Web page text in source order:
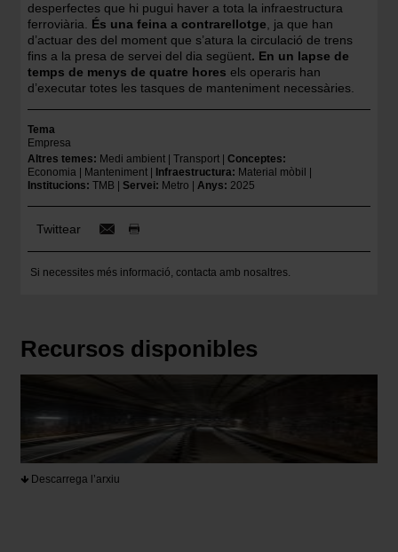
desperfectes que hi pugui haver a tota la infraestructura
ferroviària. És una feina a contrarellotge , ja que han
d’actuar des del moment que s’atura la circulació de trens
fins a la presa de servei del dia següent. En un lapse de
temps de menys de quatre hores els operaris han
d’executar totes les tasques de manteniment necessàries.
Tema
Empresa
Altres temes
Medi ambient Transport
Conceptes
Economia
Manteniment Infraestructura
Material mòbil
Institucions TMB Servei Metro Anys 2025
Twittear
Si necessites més informació, contacta amb nosaltres.
Recursos disponibles
Descarrega l’arxiu